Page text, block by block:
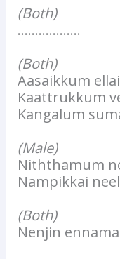
(Both)
………………
(Both)
Aasaikkum
Kaattrukkum
Kangalum
(Male)
Niththamum
Nampikkai
(Both)
Nenjin